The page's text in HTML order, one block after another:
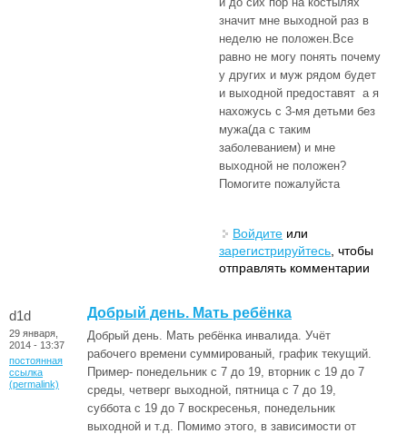
значит мне выходной раз в
неделю не положен.Все
равно не могу понять почему
у других и муж рядом будет
и выходной предоставят а я
нахожусь с 3-мя детьми без
мужа(да с таким
заболеванием) и мне
выходной не положен?
Помогите пожалуйста
Войдите или
зарегистрируйтесь , чтобы
отправлять комментарии
d1d
29 января,
2014 - 13:37
постоянная
ссылка
(permalink)
Добрый день. Мать ребёнка
Добрый день. Мать ребёнка инвалида. Учёт
рабочего времени суммированый, график текущий.
Пример- понедельник с 7 до 19, вторник с 19 до 7
среды, четверг выходной, пятница с 7 до 19,
суббота с 19 до 7 воскресенья, понедельник
выходной и т.д. Помимо этого, в зависимости от